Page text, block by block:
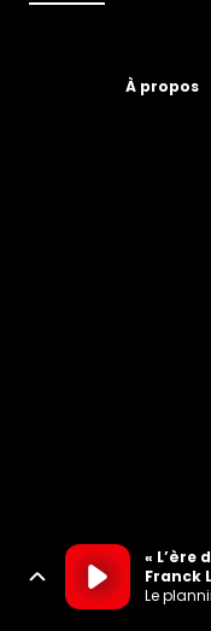
À propos
«
Franck
Le